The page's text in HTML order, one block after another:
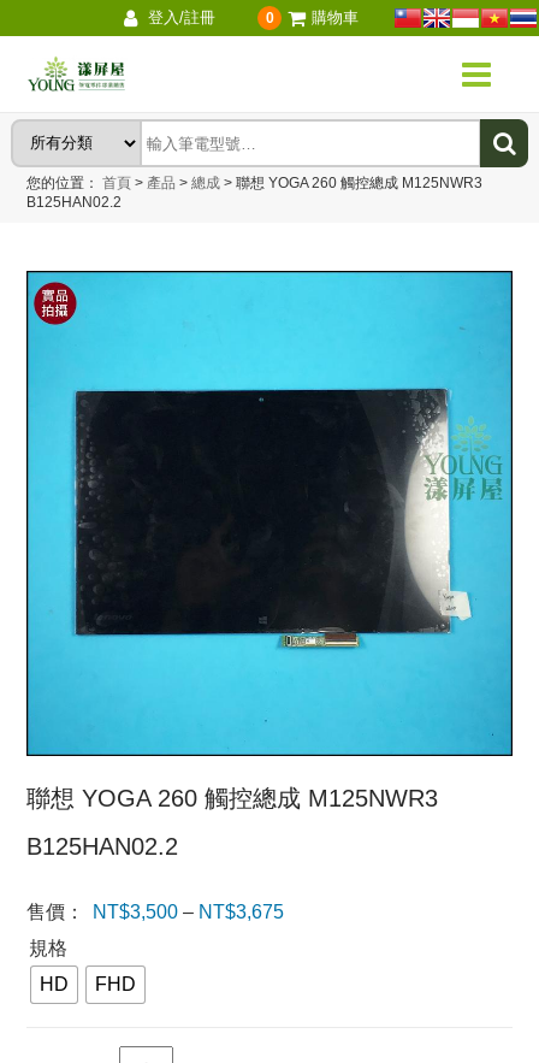
登入/註冊 0 購物車
您的位置：首頁 > 產品 > 總成 > 聯想 YOGA 260 觸控總成 M125NWR3
B125HAN02.2
聯想 YOGA 260 觸控總成 M125NWR3
B125HAN02.2
售價： NT$3,500 – NT$3,675價格範
規格
HD
FHD